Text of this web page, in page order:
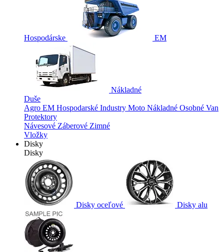
Hospodárske EM
Nákladné
Duše
Agro EM Hospodarské Industry Moto Nákladné Osobné Van
Protektory
Návesové Záberové Zimné
Vložky
Disky
Disky
Disky oceľové Disky alu